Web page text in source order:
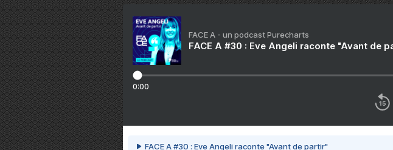
FACE A - un podcast Purecharts
FACE A #30 : Eve Angeli raconte "Avant de
0:00
FACE A #30 : Eve Angeli raconte "Avant de partir"